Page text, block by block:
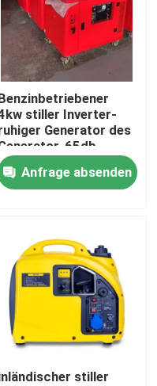
stiller Inverter-
Generator des
65db
Anfrage absenden
stiller